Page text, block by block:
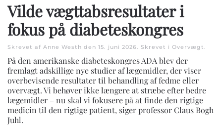
Vilde vægttabsresultater i
fokus på diabeteskongres
Skrevet af Anne Westh den 15. juni 2026. Skrevet i Overvægt.
På den amerikanske diabeteskongres ADA blev der
fremlagt adskillige nye studier af lægemidler, der viser
overbevisende resultater til behandling af fedme eller
overvægt. Vi behøver ikke længere at stræbe efter bedre
lægemidler – nu skal vi fokusere på at finde den rigtige
medicin til den rigtige patient, siger professor Claus Bogh
Juhl.